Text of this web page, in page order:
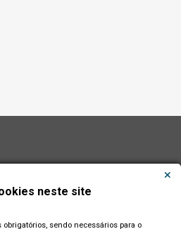
neste site
obrigatórios, sendo necessários para o